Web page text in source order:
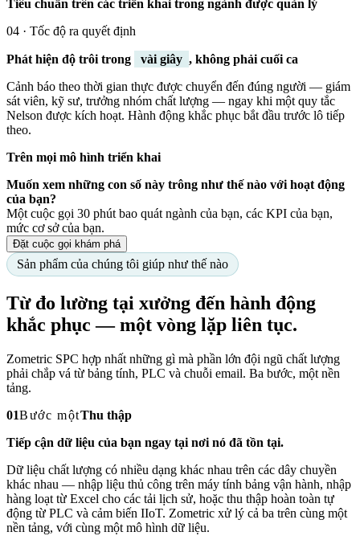
Tiêu chuẩn trên các triển khai trong ngành được quản lý
04 · Tốc độ ra quyết định
Phát hiện độ trôi trong vài giây , không phải cuối ca
Cảnh báo theo thời gian thực được chuyển đến đúng người — giám
sát viên, kỹ sư, trưởng nhóm chất lượng — ngay khi một quy tắc
Nelson được kích hoạt. Hành động khắc phục bắt đầu trước lô tiếp
theo.
Trên mọi mô hình triển khai
Muốn xem những con số này trông như thế nào với hoạt động
của bạn?
Một cuộc gọi 30 phút bao quát ngành của bạn, các KPI của bạn,
mức cơ sở của bạn.
Đặt cuộc gọi khám phá
Sản phẩm của chúng tôi giúp như thế nào
Từ đo lường tại xưởng đến hành động
khắc phục — một vòng lặp liên tục.
Zometric SPC hợp nhất những gì mà phần lớn đội ngũ chất lượng
phải chắp vá từ bảng tính, PLC và chuỗi email. Ba bước, một nền
tảng.
01Bước mộtThu thập
Tiếp cận dữ liệu của bạn ngay tại nơi nó đã tồn tại.
Dữ liệu chất lượng có nhiều dạng khác nhau trên các dây chuyền
khác nhau — nhập liệu thủ công trên máy tính bảng vận hành, nhập
hàng loạt từ Excel cho các tải lịch sử, hoặc thu thập hoàn toàn tự
động từ PLC và cảm biến IIoT. Zometric xử lý cả ba trên cùng một
nền tảng, với cùng một mô hình dữ liệu.